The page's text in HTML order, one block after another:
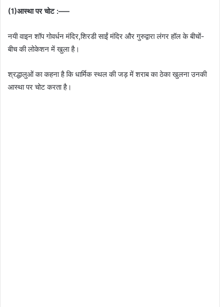
(1)आस्था पर चोट :—–
नयी वाइन शॉप गोवर्धन मंदिर,शिरडी साईं मंदिर और गुरुद्वारा लंगर हॉल के बीचों-
बीच की लोकेशन में खुला है।
श्रद्धालुओं का कहना है कि धार्मिक स्थल की जड़ में शराब का ठेका खुलना उनकी
आस्था पर चोट करता है।